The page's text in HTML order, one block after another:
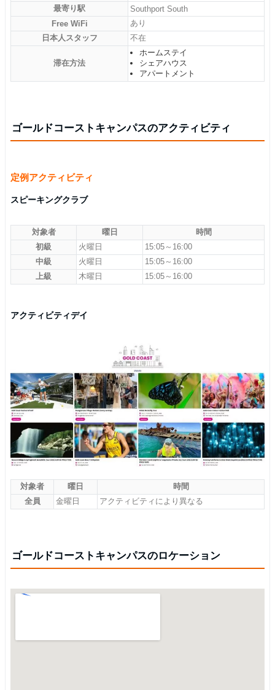
最寄り駅
Southport South
Free WiFi
あり
日本人スタッフ
不在
滞在方法
ホームステイ
シェアハウス
アパートメント
ゴールドコーストキャンパスのアクティビティ
定例アクティビティ
スピーキングクラブ
対象者 曜日
時間
初級
火曜日
15:05～16:00
中級
火曜日
15:05～16:00
上級
木曜日 15:05～16:00
アクティビティデイ
対象者 曜日
時間
全員
金曜日 アクティビティにより異なる
ゴールドコーストキャンパスのロケーション